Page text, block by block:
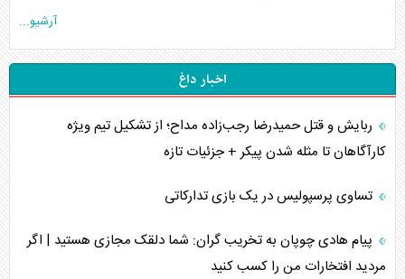
آرشیو...
اخبار داغ
ربایش و قتل حمیدرضا رجب‌زاده مداح؛ از تشکیل تیم ویژه
کارآگاهان تا مثله شدن پیکر + جزئیات تازه
تساوی پرسپولیس در یک بازی تدارکاتی
پیام هادی چوپان به تخریب گران: شما دلقک مجازی هستید | اگر
مردید افتخارات من را کسب کنید